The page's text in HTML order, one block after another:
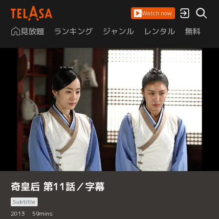
Watch now
見放題 ランキング ジャンル レンタル 無料
奇皇后 第11話／字幕
Subtitle
2013
59mins